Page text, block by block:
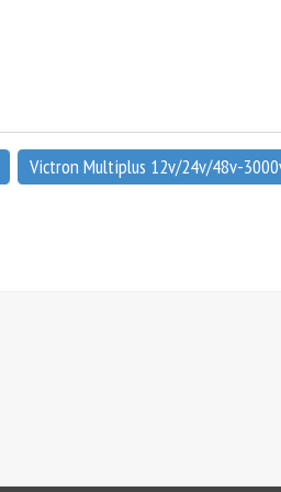
Victron Multiplus 12v/24v/48v-